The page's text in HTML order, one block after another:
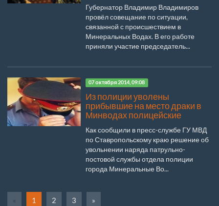
Губернатор Владимир Владимиров
провёл совещание по ситуации,
связанной с происшествием в
Минеральных Водах. В его работе
приняли участие председатель...
07 октября 2014, 09:08
Из полиции уволены
прибывшие на место драки в
Минводах полицейские
Как сообщили в пресс-службе ГУ МВД
по Ставропольскому краю решение об
увольнении наряда патрульно-
постовой службы отдела полиции
города Минеральные Во...
« 1 2 3 »